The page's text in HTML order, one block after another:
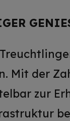
Mit der
zur